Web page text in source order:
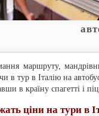
маршруту,
в тур в Італію на
в країну спагетті і
ціни на тури в